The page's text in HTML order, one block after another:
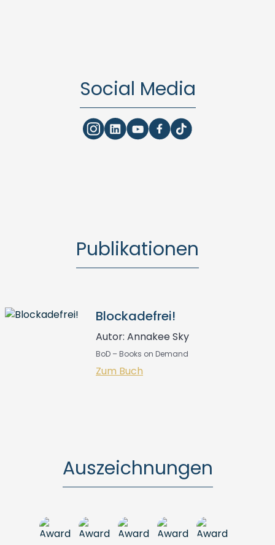
Social Media
Publikationen
Blockadefrei!
Autor: Annakee Sky
BoD – Books on Demand
Zum Buch
Auszeichnungen